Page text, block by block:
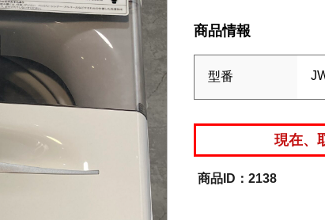
商品情報
型番
現在、
2138